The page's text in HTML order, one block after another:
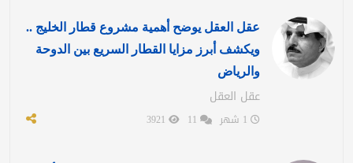
عقل العقل يوضح أهمية مشروع قطار الخليج ..
ويكشف أبرز مزايا القطار السريع بين الدوحة
والرياض
عقل العقل